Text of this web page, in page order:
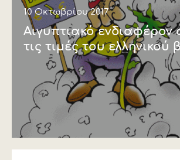
10 Οκτωβρίου 2017
Αιγυπτιακό ενδιαφέρον
τις τιμές του